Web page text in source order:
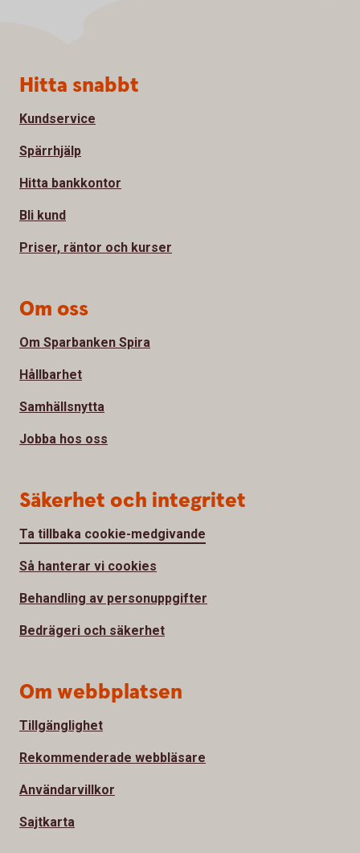
Sidfot
Hitta snabbt
Kundservice
Spärrhjälp
Hitta bankkontor
Bli kund
Priser, räntor och kurser
Om oss
Om Sparbanken Spira
Hållbarhet
Samhällsnytta
Jobba hos oss
Säkerhet och integritet
Ta tillbaka cookie-medgivande
Så hanterar vi cookies
Behandling av personuppgifter
Bedrägeri och säkerhet
Om webbplatsen
Tillgänglighet
Rekommenderade webbläsare
Användarvillkor
Sajtkarta